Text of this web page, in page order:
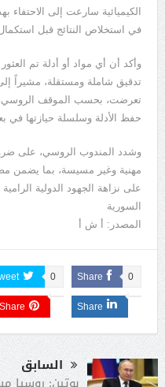
الكيميائية سارعت إلى الاحتفاء
في استخلاص النتائج قبل
وأكد أن أي مواد أو أدلة تم
تدقيق شاملة ومستقلة، مشيراً
تعرضت، بحسب الموقف الروسي،
حفظ الأدلة وسلسلة حيازتها في
وشدد المندوب الروسي، على
مهنية وغير مسيسة، بما يضمن
على نزاهة الجهود الدولية
السورية
المصدر: أ ش أ
Share 0
0
Share
Share
السابق